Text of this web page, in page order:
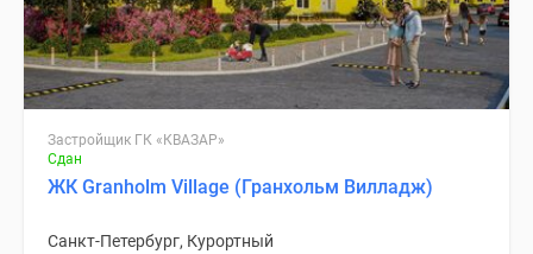
Застройщик ГК «КВАЗАР»
Сдан
ЖК Granholm Village (Гранхольм Вилладж)
Санкт-Петербург, Курортный